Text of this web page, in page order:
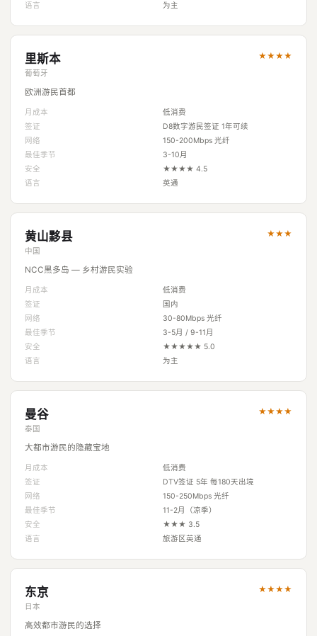
语言
为主
里斯本
葡萄牙
★★★★
欧洲游民首都
月成本
低消费
签证
D8数字游民签证 1年可续
网络
150-200Mbps 光纤
最佳季节
3-10月
安全
★★★★ 4.5
语言
英通
黄山黟县
中国
★★★
NCC黑多岛 — 乡村游民实验
月成本
低消费
签证
国内
网络
30-80Mbps 光纤
最佳季节
3-5月 / 9-11月
安全
★★★★★ 5.0
语言
为主
曼谷
泰国
★★★★
大都市游民的隐藏宝地
月成本
低消费
签证
DTV签证 5年 每180天出境
网络
150-250Mbps 光纤
最佳季节
11-2月（凉季）
安全
★★★ 3.5
语言
旅游区英通
东京
日本
★★★★
高效都市游民的选择